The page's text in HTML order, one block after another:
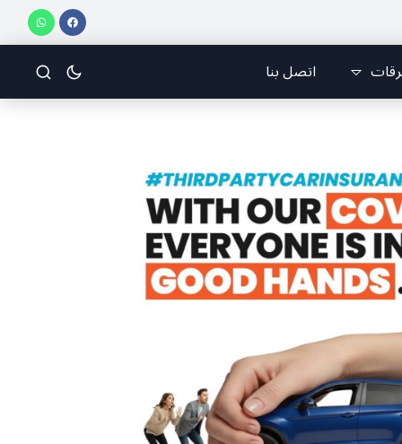
ضدّ حزب الله (سكارلت حداد)
اتصل بنا